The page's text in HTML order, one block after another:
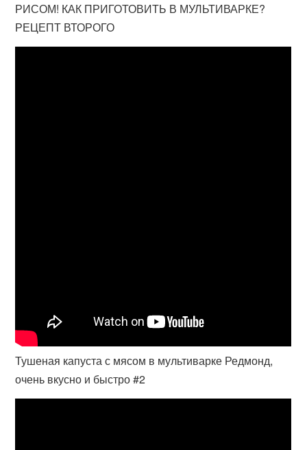
РИСОМ! КАК ПРИГОТОВИТЬ В МУЛЬТИВАРКЕ?
РЕЦЕПТ ВТОРОГО
Тушеная капуста с мясом в мультиварке Редмонд,
очень вкусно и быстро #2